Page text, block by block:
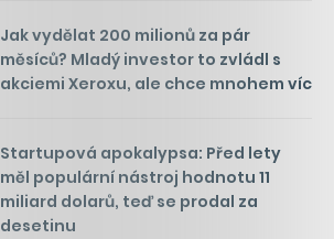
Jak vydělat 200 milionů za pár
měsíců? Mladý investor to zvládl s
akciemi Xeroxu, ale chce mnohem víc
Startupová apokalypsa: Před lety
měl populární nástroj hodnotu 11
miliard dolarů, teď se prodal za
desetinu